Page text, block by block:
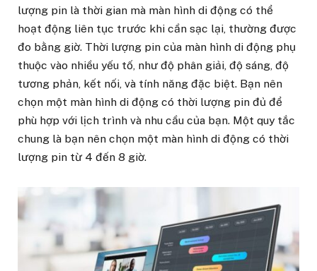
lượng pin là thời gian mà màn hình di động có thể
hoạt động liên tục trước khi cần sạc lại, thường được
đo bằng giờ. Thời lượng pin của màn hình di động phụ
thuộc vào nhiều yếu tố, như độ phân giải, độ sáng, độ
tương phản, kết nối, và tính năng đặc biệt. Bạn nên
chọn một màn hình di động có thời lượng pin đủ để
phù hợp với lịch trình và nhu cầu của bạn. Một quy tắc
chung là bạn nên chọn một màn hình di động có thời
lượng pin từ 4 đến 8 giờ.